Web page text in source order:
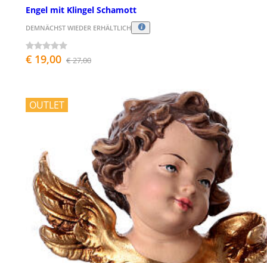
Engel mit Klingel Schamott
DEMNÄCHST WIEDER ERHÄLTLICH
€ 19,00 € 27,00
OUTLET